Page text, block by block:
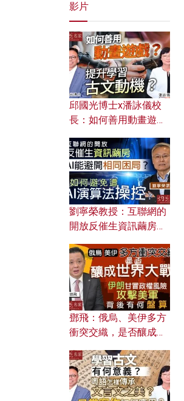
影片
邱國光博士x潘詠儀校
長：如何善用動畫遊戲
劉寧榮教授：互聯網的
開放反催生資訊繭房，
何避免遭AI演算法操
控？
鄧飛：俄烏、美伊多方
衝突交織，是否釀成世
風險攻擊美軍，背後有
何盤算？